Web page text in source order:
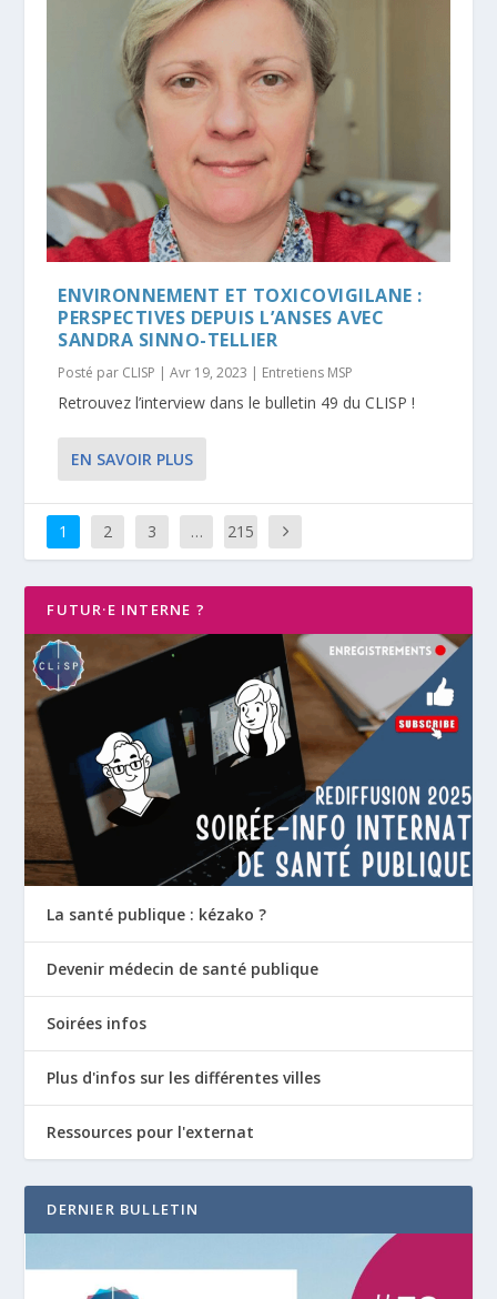
ENVIRONNEMENT ET TOXICOVIGILANE :
PERSPECTIVES DEPUIS L’ANSES AVEC
SANDRA SINNO-TELLIER
Posté par CLISP |Avr 19, 2023 | Entretiens MSP
Retrouvez l’interview dans le bulletin 49 du CLISP !
EN SAVOIR PLUS
1 2 3 … 215
FUTUR·E INTERNE ?
La santé publique : kézako ?
Devenir médecin de santé publique
Soirées infos
Plus d'infos sur les différentes villes
Ressources pour l'externat
DERNIER BULLETIN